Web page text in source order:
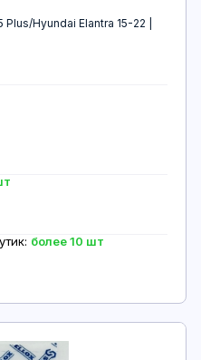
Plus/Hyundai Elantra 15-22 |
более 10 шт